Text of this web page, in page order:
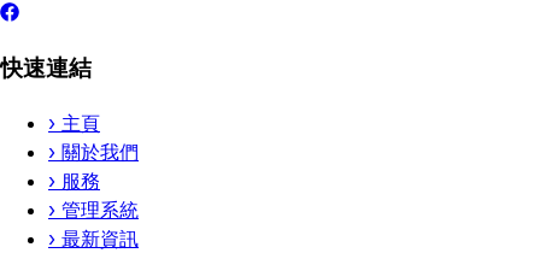
快速連結
› 主頁
› 關於我們
› 服務
› 管理系統
› 最新資訊